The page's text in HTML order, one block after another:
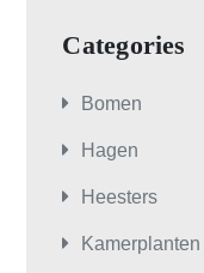
Categories
Bomen
Hagen
Heesters
Kamerplanten